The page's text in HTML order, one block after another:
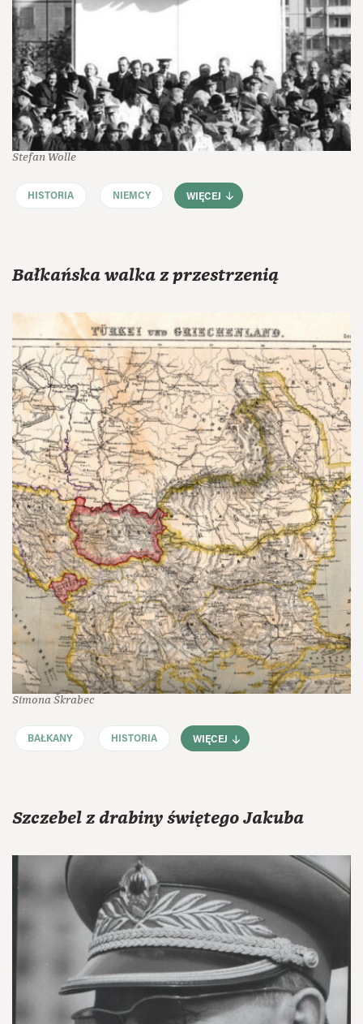
Stefan Wolle
HISTORIA NIEMCY WIĘCEJ
Bałkańska walka z przestrzenią
Simona Škrabec
BAŁKANY HISTORIA WIĘCEJ
Szczebel z drabiny świętego Jakuba